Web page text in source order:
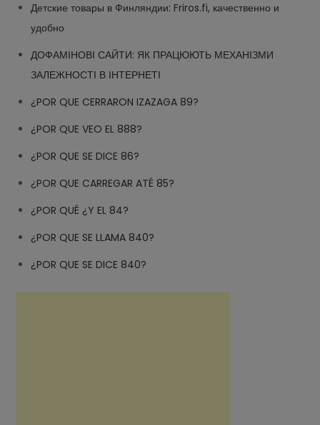
Детские товары в Финляндии: Friros.fi, качественно и
удобно
ДОФАМІНОВІ САЙТИ: ЯК ПРАЦЮЮТЬ МЕХАНІЗМИ
ЗАЛЕЖНОСТІ В ІНТЕРНЕТІ
¿POR QUE CERRARON IZAZAGA 89?
¿POR QUE VEO EL 888?
¿POR QUE SE DICE 86?
¿POR QUE CARREGAR ATÉ 85?
¿POR QUÉ ¿Y EL 84?
¿POR QUE SE LLAMA 840?
¿POR QUE SE DICE 840?